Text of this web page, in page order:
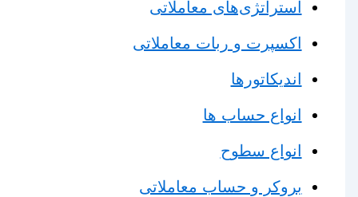
استراتژی‌های معاملاتی
اکسپرت و ربات معاملاتی
اندیکاتورها
انواع حساب ها
انواع سطوح
بروکر و حساب معاملاتی